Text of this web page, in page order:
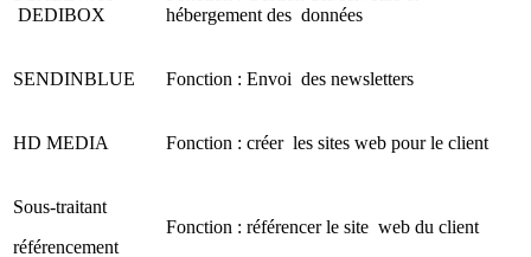
DEDIBOX
hébergement des données
SENDINBLUE Fonction : Envoi des newsletters
HD MEDIA Fonction : créer les sites web pour le client
Sous-traitant
référencement
Fonction : référencer le site web du client